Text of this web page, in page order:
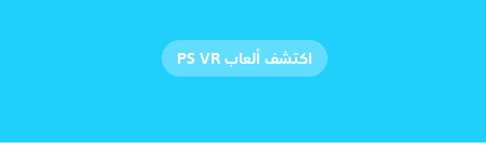
اكتشف ألعاب PS VR